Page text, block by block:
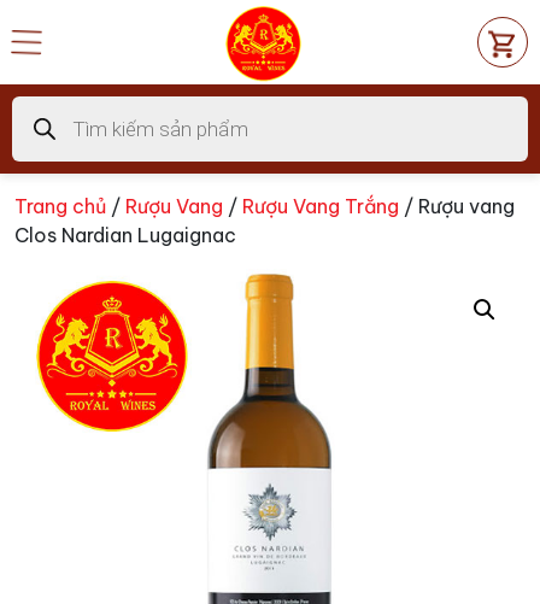
đến
dung
Tìm
kiếm
sản
phẩm
Trang chủ / Rượu Vang / Rượu Vang Trắng / Rượu vang
Clos Nardian Lugaignac